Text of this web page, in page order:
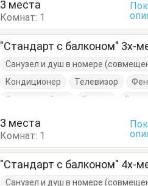
Тумбочки
3 места
Комнат: 1
"Стандарт с балконом" 3х-
Санузел и душ в номере
Кондиционер
Телевизор Фен
Электрочайник
Балкон
Тумбочки
3 места
Комнат: 1
"Стандарт с балконом" 4х-
Санузел и душ в номере